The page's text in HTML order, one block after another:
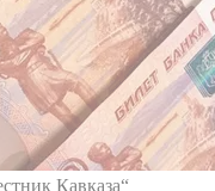
Кавказа“